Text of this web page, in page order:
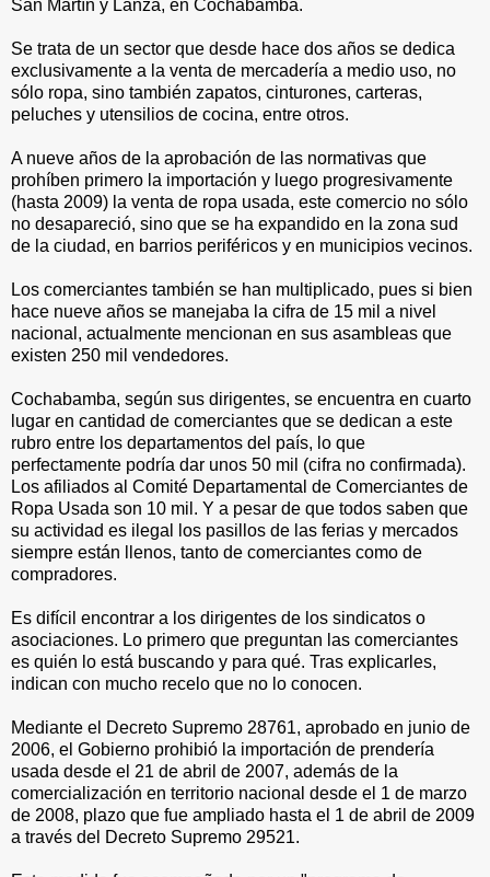
San Martín y Lanza, en Cochabamba.
Se trata de un sector que desde hace dos años se dedica
exclusivamente a la venta de mercadería a medio uso, no
sólo ropa, sino también zapatos, cinturones, carteras,
peluches y utensilios de cocina, entre otros.
A nueve años de la aprobación de las normativas que
prohíben primero la importación y luego progresivamente
(hasta 2009) la venta de ropa usada, este comercio no sólo
no desapareció, sino que se ha expandido en la zona sud
de la ciudad, en barrios periféricos y en municipios vecinos.
Los comerciantes también se han multiplicado, pues si bien
hace nueve años se manejaba la cifra de 15 mil a nivel
nacional, actualmente mencionan en sus asambleas que
existen 250 mil vendedores.
Cochabamba, según sus dirigentes, se encuentra en cuarto
lugar en cantidad de comerciantes que se dedican a este
rubro entre los departamentos del país, lo que
perfectamente podría dar unos 50 mil (cifra no confirmada).
Los afiliados al Comité Departamental de Comerciantes de
Ropa Usada son 10 mil. Y a pesar de que todos saben que
su actividad es ilegal los pasillos de las ferias y mercados
siempre están llenos, tanto de comerciantes como de
compradores.
Es difícil encontrar a los dirigentes de los sindicatos o
asociaciones. Lo primero que preguntan las comerciantes
es quién lo está buscando y para qué. Tras explicarles,
indican con mucho recelo que no lo conocen.
Mediante el Decreto Supremo 28761, aprobado en junio de
2006, el Gobierno prohibió la importación de prendería
usada desde el 21 de abril de 2007, además de la
comercialización en territorio nacional desde el 1 de marzo
de 2008, plazo que fue ampliado hasta el 1 de abril de 2009
a través del Decreto Supremo 29521.